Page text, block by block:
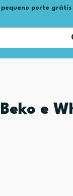
porte grátis
e